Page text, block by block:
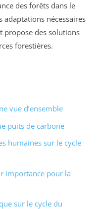
des forêts dans le
adaptations nécessaires
propose des solutions
forestières.
vue d’ensemble
puits de carbone
humaines sur le cycle
importance pour la
sur le cycle du